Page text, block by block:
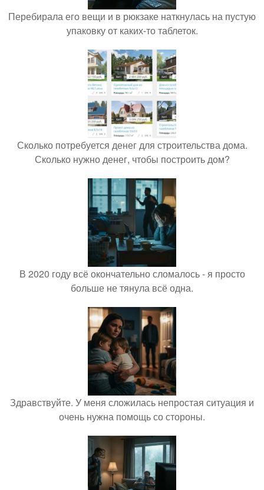
Перебирала его вещи и в рюкзаке наткнулась на пустую
упаковку от каких-то таблеток.
Сколько потребуется денег для строительства дома.
Сколько нужно денег, чтобы построить дом?
В 2020 году всё окончательно сломалось - я просто
больше не тянула всё одна.
Здравствуйте. У меня сложилась непростая ситуация и
очень нужна помощь со стороны.